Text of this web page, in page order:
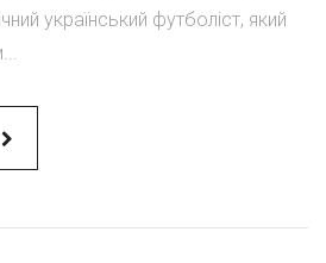
український футболіст, який